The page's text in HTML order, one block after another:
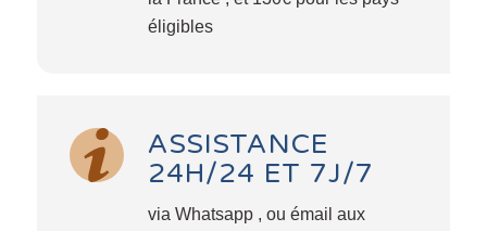
éligibles
ASSISTANCE
24H/24 ET 7J/7
via Whatsapp , ou émail aux